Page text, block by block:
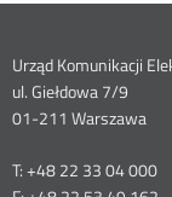
Dane
kontaktowe
Urząd Komunikacji
ul. Giełdowa 7/9
01-211 Warszawa
T: +48 22 33 04 000